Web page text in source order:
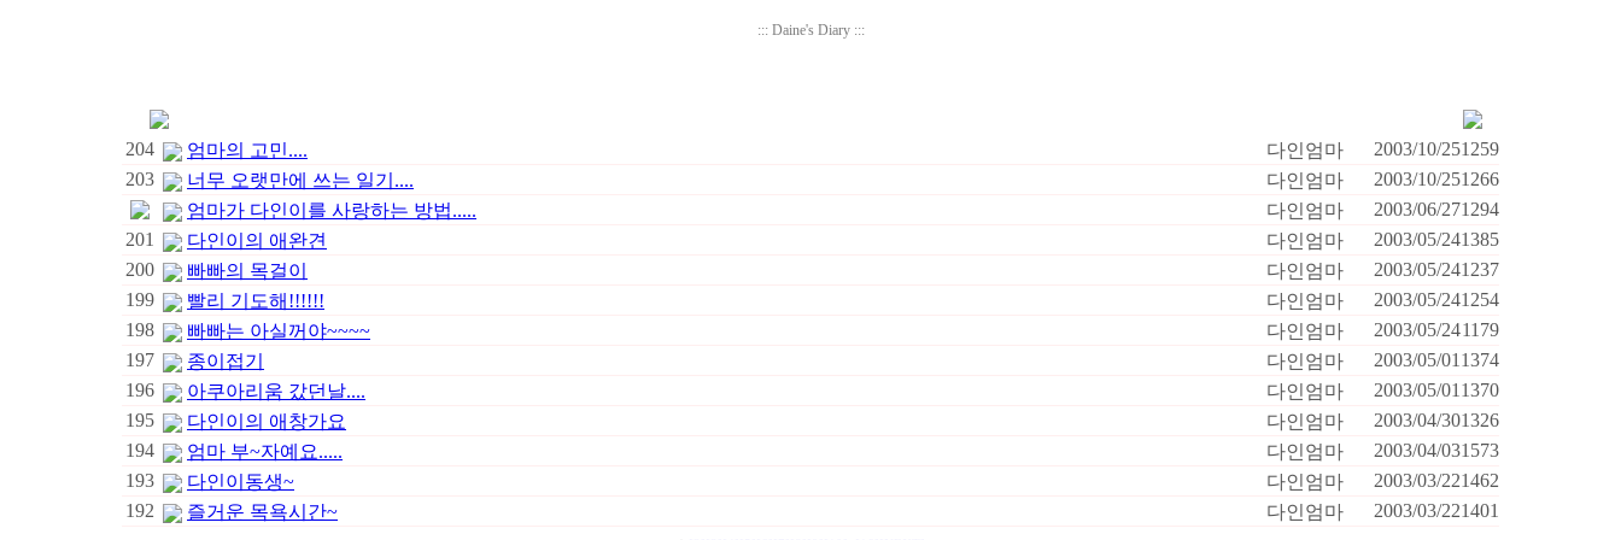
::: Daine's Diary :::
204 엄마의 고민.... 다인엄마 2003/10/251259
203
너무 오랫만에 쓰는 일기.... 다인엄마 2003/10/251266
엄마가 다인이를 사랑하는 방법.....
다인엄마 2003/06/271294
201
다인이의 애완견 다인엄마 2003/05/241385
200
빠빠의 목걸이 다인엄마 2003/05/241237
199
빨리 기도해!!!!!! 다인엄마 2003/05/241254
198
빠빠는 아실꺼야~~~~ 다인엄마 2003/05/241179
197
종이접기 다인엄마 2003/05/01 1374
196
아쿠아리움 갔던날.... 다인엄마 2003/05/01 1370
195
다인이의 애창가요 다인엄마 2003/04/301326
194
엄마 부~자예요..... 다인엄마 2003/04/031573
193
다인이동생~ 다인엄마 2003/03/221462
192
즐거운 목욕시간~ 다인엄마 2003/03/221401